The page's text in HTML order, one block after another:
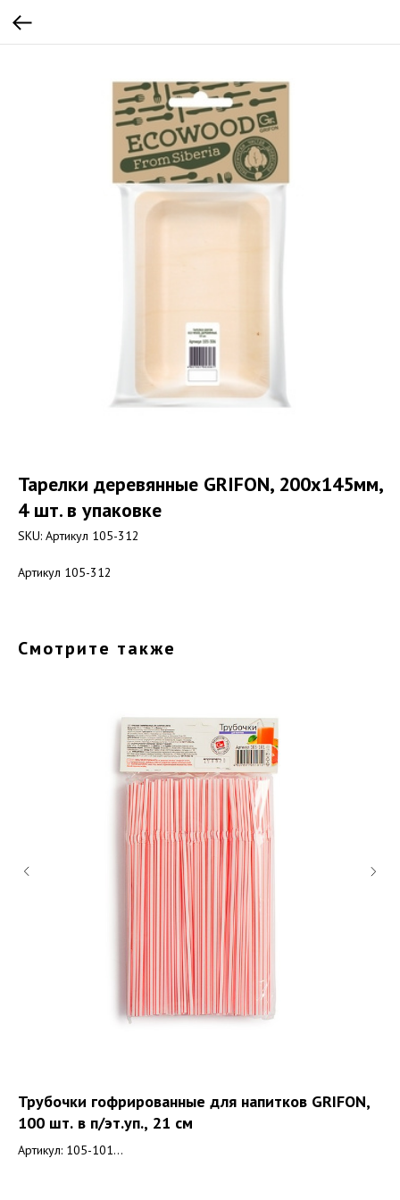
Тарелки деревянные GRIFON, 200х145мм,
4 шт. в упаковке
SKU: Артикул 105-312
Артикул 105-312
Смотрите также
Трубочки гофрированные для напитков GRIFON,
100 шт. в п/эт.уп., 21 см
Артикул: 105-101